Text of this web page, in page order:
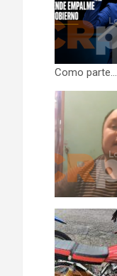
Como parte…